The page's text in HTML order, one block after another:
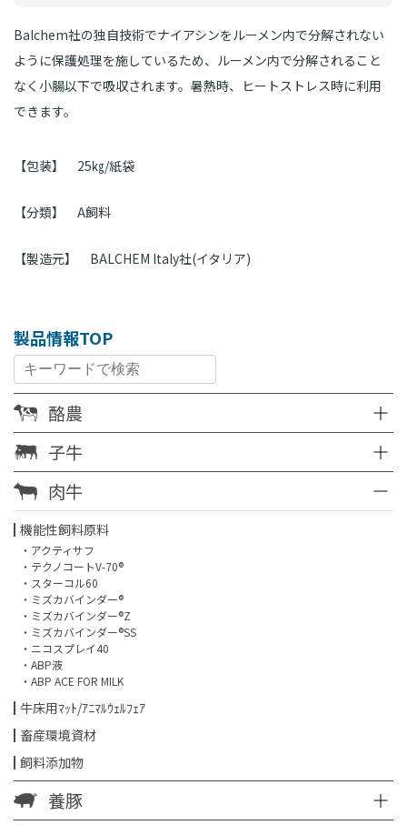
Balchem社の独自技術でナイアシンをルーメン内で分解されない
ように保護処理を施しているため、ルーメン内で分解されること
なく小腸以下で吸収されます。暑熱時、ヒートストレス時に利用
できます。
【包装】 25㎏/紙袋
【分類】 A飼料
【製造元】 BALCHEM Italy社(イタリア)
製品情報TOP
酪農
子牛
肉牛
機能性飼料原料
・アクティサフ
・テクノコートV-70®
・スターコル60
・ミズカバインダー®
・ミズカバインダー®Z
・ミズカバインダー®SS
・ニコスプレイ40
・ABP液
・ABP ACE FOR MILK
牛床用ﾏｯﾄ/ｱﾆﾏﾙｳｪﾙﾌｪｱ
畜産環境資材
飼料添加物
養豚